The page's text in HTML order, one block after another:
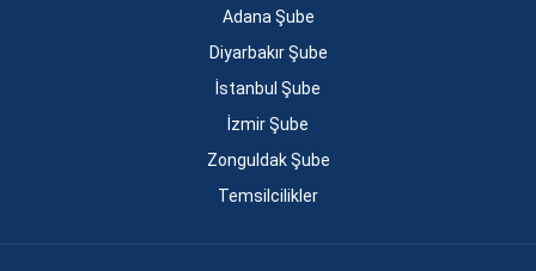
Adana Şube
Diyarbakır Şube
İstanbul Şube
İzmir Şube
Zonguldak Şube
Temsilcilikler